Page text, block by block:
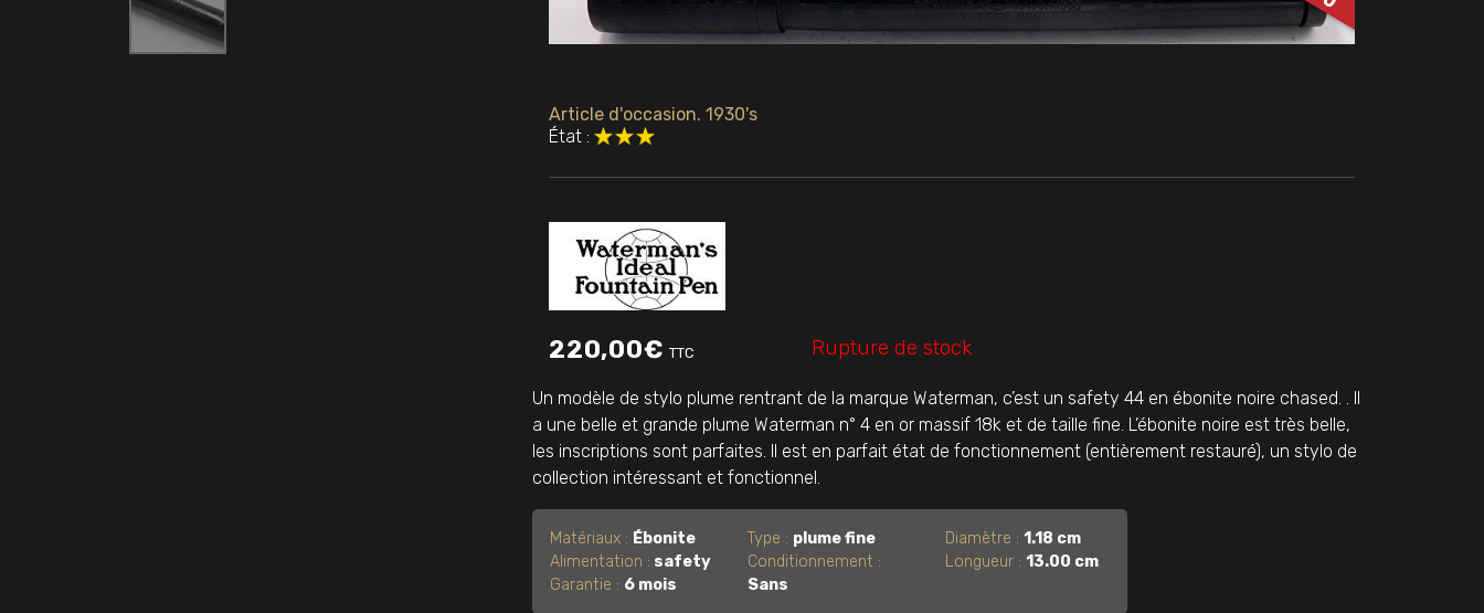
Article d'occasion. 1930's
État :
220,00€ TTC Rupture de stock
Un modèle de stylo plume rentrant de la marque Waterman, c’est un safety 44 en ébonite noire chased. . Il
a une belle et grande plume Waterman n° 4 en or massif 18k et de taille fine. L’ébonite noire est très belle,
les inscriptions sont parfaites. Il est en parfait état de fonctionnement (entièrement restauré), un stylo de
collection intéressant et fonctionnel.
Matériaux : Ébonite
Alimentation : safety
Garantie : 6 mois
Type : plume fine
Conditionnement :
Sans
Diamètre : 1.18 cm
Longueur : 13.00 cm